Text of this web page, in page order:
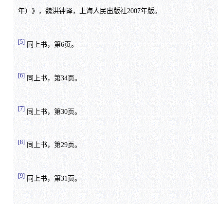
年）》，魏洪钟译，上海人民出版社2007年版。
[5] 同上书，第6页。
[6] 同上书，第34页。
[7] 同上书，第30页。
[8] 同上书，第29页。
[9] 同上书，第31页。